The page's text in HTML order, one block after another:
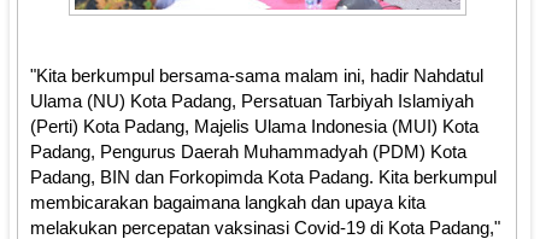
"Kita berkumpul bersama-sama malam ini, hadir Nahdatul
Ulama (NU) Kota Padang, Persatuan Tarbiyah Islamiyah
(Perti) Kota Padang, Majelis Ulama Indonesia (MUI) Kota
Padang, Pengurus Daerah Muhammadyah (PDM) Kota
Padang, BIN dan Forkopimda Kota Padang. Kita berkumpul
membicarakan bagaimana langkah dan upaya kita
melakukan percepatan vaksinasi Covid-19 di Kota Padang,"